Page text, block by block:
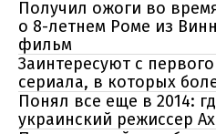
Получил ожоги во
о 8-летнем Роме из
фильм
Заинтересуют с
сериала, в которых
Понял все еще в 2014:
украинский режиссер